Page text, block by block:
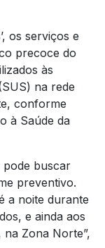
os serviços e
precoce do
às
na rede
conforme
à Saúde da
pode buscar
preventivo.
a noite durante
e ainda aos
Zona Norte”,